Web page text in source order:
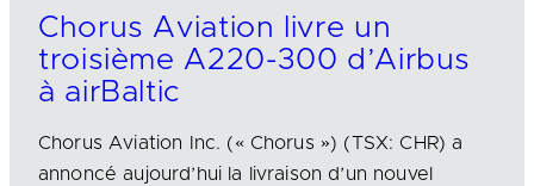
Chorus Aviation livre un
troisième A220-300 d’Airbus
à airBaltic
Chorus Aviation Inc. (« Chorus ») (TSX: CHR) a
annoncé aujourd’hui la livraison d’un nouvel